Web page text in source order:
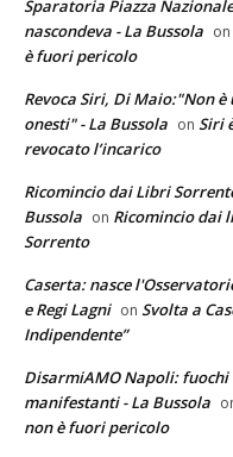
Sparatoria Piazza
nascondeva - La Bussola on
è fuori pericolo
Revoca Siri, Di Maio:"Non
onesti" - La Bussola on Siri
revocato l’incarico
Ricomincio dai Libri
Bussola on Ricomincio dai
Sorrento
Caserta: nasce
e Regi Lagni on Svolta a
Indipendente”
DisarmiAMO Napoli:
manifestanti - La Bussola
non è fuori pericolo